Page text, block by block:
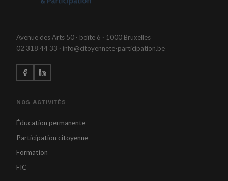
Avenue des Arts 50 · boîte 6 · 1000 Bruxelles
02 318 44 33 · info@citoyennete-participation.be
NOS ACTIVITÉS
Éducation permanente
Participation citoyenne
Formation
FIC